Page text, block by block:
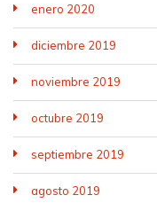
enero 2020
diciembre 2019
noviembre 2019
octubre 2019
septiembre 2019
agosto 2019